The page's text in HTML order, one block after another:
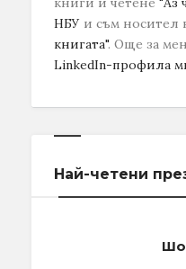
НБУ и съм носител
книгата". Още за
LinkedIn-профила
Най-четени